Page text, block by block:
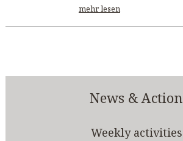
mehr lesen
News & Action
Weekly activities